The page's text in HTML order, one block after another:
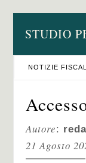
STUDIO
NOTIZIE
Autore:
21 Agosto